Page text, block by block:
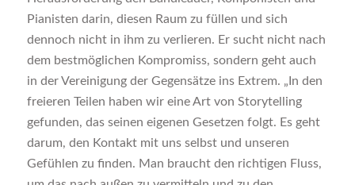
Pianisten darin, diesen Raum zu füllen und sich
dennoch nicht in ihm zu verlieren. Er sucht nicht nach
dem bestmöglichen Kompromiss, sondern geht auch
in der Vereinigung der Gegensätze ins Extrem. „In den
freieren Teilen haben wir eine Art von Storytelling
gefunden, das seinen eigenen Gesetzen folgt. Es geht
darum, den Kontakt mit uns selbst und unseren
Gefühlen zu finden. Man braucht den richtigen Fluss,